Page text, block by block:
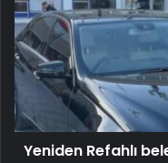
Yeniden Refahlı